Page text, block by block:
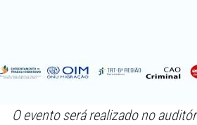
O evento será realizado no